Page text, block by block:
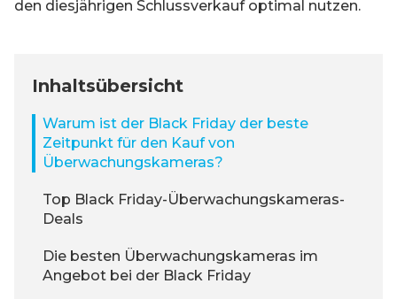
den diesjährigen Schlussverkauf optimal nutzen.
Inhaltsübersicht
Warum ist der Black Friday der beste
Zeitpunkt für den Kauf von
Überwachungskameras?
Top Black Friday-Überwachungskameras-
Deals
Die besten Überwachungskameras im
Angebot bei der Black Friday